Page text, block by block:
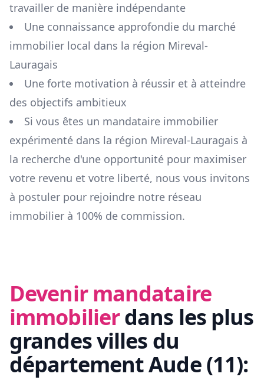
travailler de manière indépendante
Une connaissance approfondie du marché
immobilier local dans la région Mireval-
Lauragais
Une forte motivation à réussir et à atteindre
des objectifs ambitieux
Si vous êtes un mandataire immobilier
expérimenté dans la région Mireval-Lauragais à
la recherche d'une opportunité pour maximiser
votre revenu et votre liberté, nous vous invitons
à postuler pour rejoindre notre réseau
immobilier à 100% de commission.
Devenir mandataire
immobilierdans les plus
grandes villes du
départementAude(11):